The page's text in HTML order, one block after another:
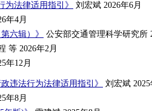
为法律适用指引》
刘宏斌 2026年6月
年4月
六辑）》
公安部交通管理科学研究所
等 2026年2月
年12月
违法行为法律适用指引》
刘宏斌 2025
年8月